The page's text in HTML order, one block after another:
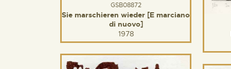
GSB08872
Sie marschieren wieder [E marciano
di nuovo]
1978